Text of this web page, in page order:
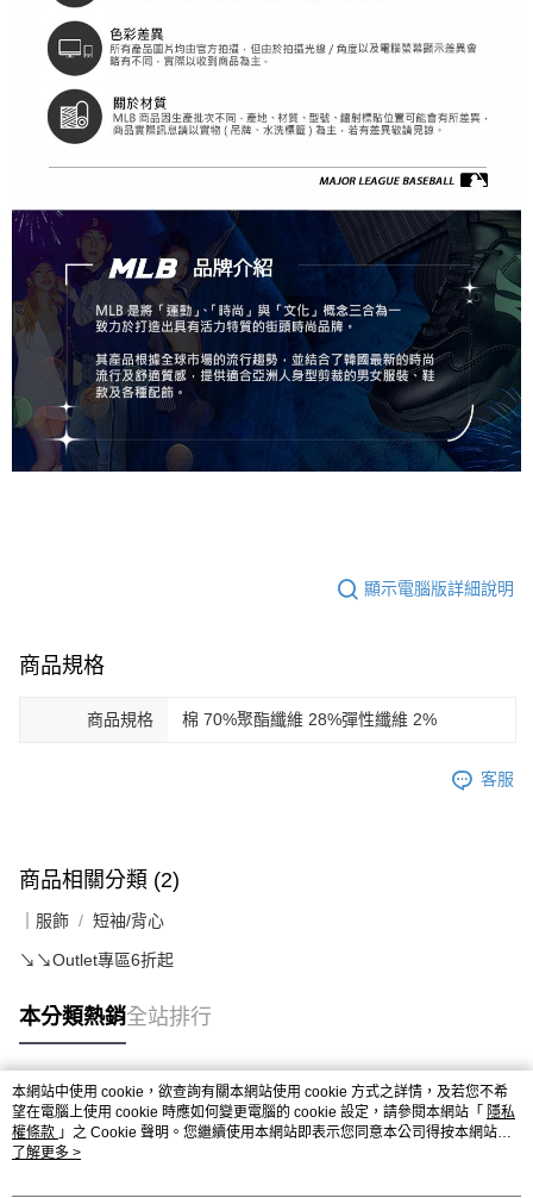
顯示電腦版詳細說明
商品規格
商品規格 棉 70%聚酯纖維 28%彈性纖維 2%
客服
商品相關分類 (2)
｜服飾 短袖/背心
↘️↘️Outlet專區6折起
本分類熱銷全站排行
熱門標籤
本網站中使用 cookie，欲查詢有關本網站使用 cookie 方式之詳情，及若您不希
望在電腦上使用 cookie 時應如何變更電腦的 cookie 設定，請參閱本網站「 隱私
權條款 」之 Cookie 聲明。您繼續使用本網站即表示您同意本公司得按本網站使
用條款之 Cookie 聲明使用 cookie。
了解更多 >